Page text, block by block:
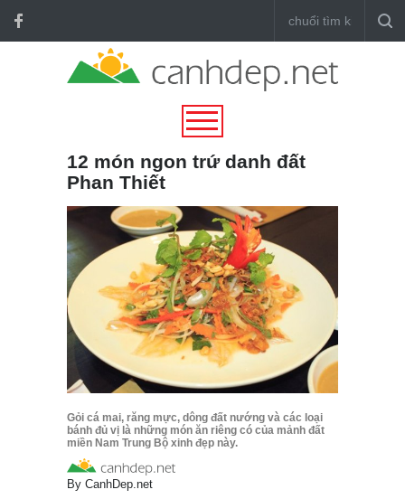
12 món ngon trứ danh đất
Phan Thiết
Gỏi cá mai, răng mực, dông đất nướng và các loại
bánh đủ vị là những món ăn riêng có của mảnh đất
miền Nam Trung Bộ xinh đẹp này.
By CanhDep.net